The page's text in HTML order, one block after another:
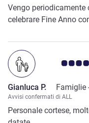
Vengo periodicamente
celebrare Fine Anno
Giudizio
Gianluca P. Famiglie
Avvisi confermati di ALL
Personale cortese,